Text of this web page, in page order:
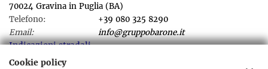
70024 Gravina in Puglia (BA)
Telefono:
+39 080 325 8290
Email:
info@gruppobarone.it
Indicazioni stradali
Cookie policy